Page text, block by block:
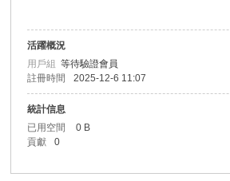
活躍概況
用戶組等待驗證會員
註冊時間
2025-12-6 11:07
統計信息
已用空間
0 B
貢獻
0